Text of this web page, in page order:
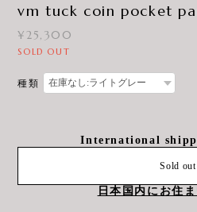
vm tuck coin pocket
¥25,300
SOLD OUT
種類
International
Sold out
日本国内にお住